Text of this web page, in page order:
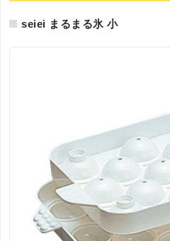
seiei まるまる氷 小